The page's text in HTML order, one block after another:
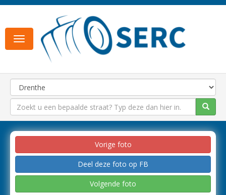
Toggle
navigation
Vorige foto
Deel deze foto op FB
Volgende foto